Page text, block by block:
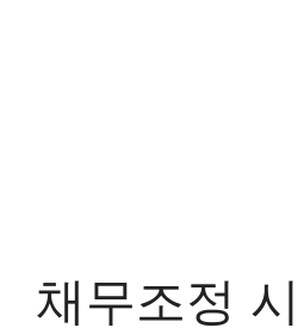
채무조정